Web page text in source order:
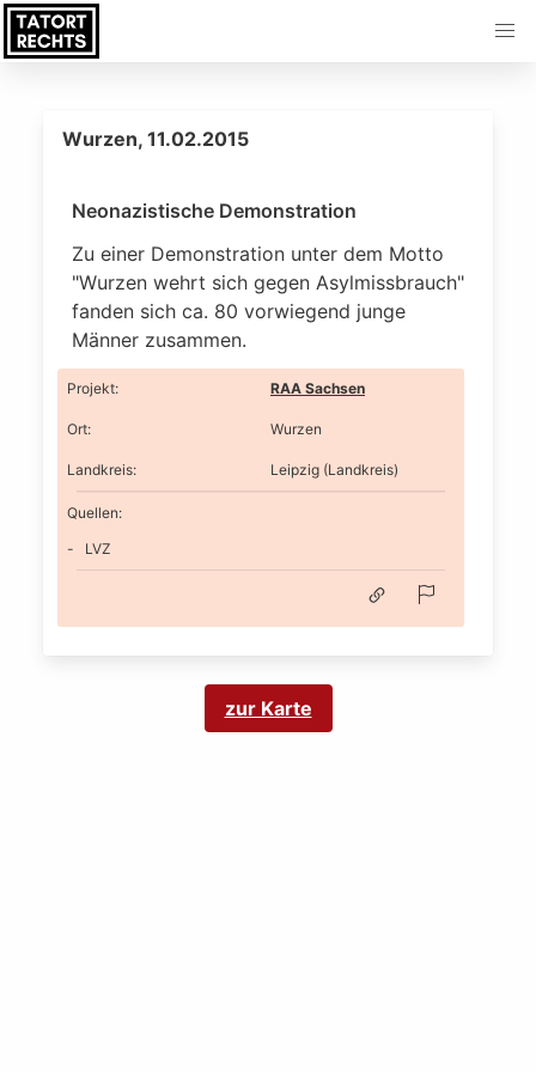
Wurzen, 11.02.2015
Neonazistische Demonstration
Zu einer Demonstration unter dem Motto
"Wurzen wehrt sich gegen Asylmissbrauch"
fanden sich ca. 80 vorwiegend junge
Männer zusammen.
Projekt: RAA Sachsen
Ort: Wurzen
Landkreis: Leipzig (Landkreis)
Quellen:
LVZ
zur Karte